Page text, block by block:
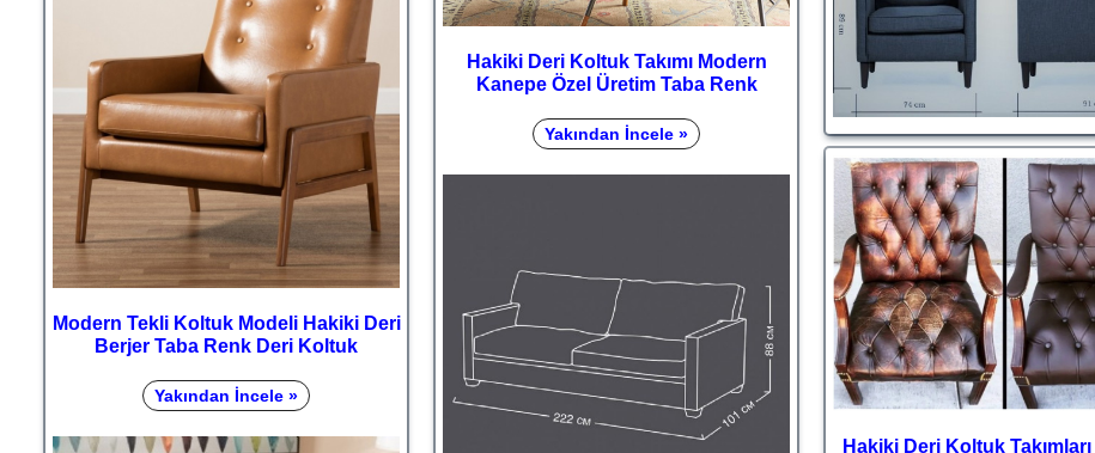
Modern Tekli Koltuk Modeli Hakiki Deri
Berjer Taba Renk Deri Koltuk
Yakından İncele »
Hakiki Deri Koltuk Takımı Modern
Kanepe Özel Üretim Taba Renk
Yakından İncele »
Hakiki Deri Koltuk